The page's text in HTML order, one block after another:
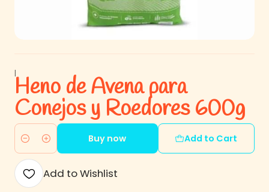
|
Heno de Avena para
Conejos y Roedores 600g
Quantity
Add to Cart
Buy now
Add to Wishlist